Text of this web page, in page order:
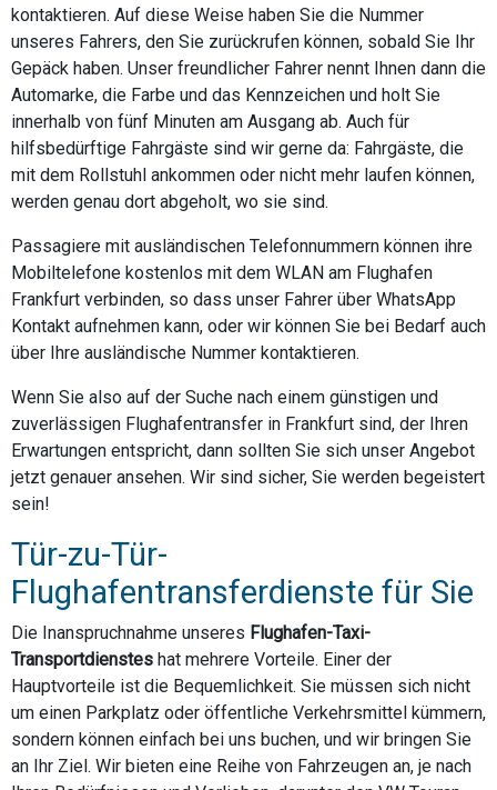
kontaktieren. Auf diese Weise haben Sie die Nummer
unseres Fahrers, den Sie zurückrufen können, sobald Sie Ihr
Gepäck haben. Unser freundlicher Fahrer nennt Ihnen dann die
Automarke, die Farbe und das Kennzeichen und holt Sie
innerhalb von fünf Minuten am Ausgang ab. Auch für
hilfsbedürftige Fahrgäste sind wir gerne da: Fahrgäste, die
mit dem Rollstuhl ankommen oder nicht mehr laufen können,
werden genau dort abgeholt, wo sie sind.
Passagiere mit ausländischen Telefonnummern können ihre
Mobiltelefone kostenlos mit dem WLAN am Flughafen
Frankfurt verbinden, so dass unser Fahrer über WhatsApp
Kontakt aufnehmen kann, oder wir können Sie bei Bedarf auch
über Ihre ausländische Nummer kontaktieren.
Wenn Sie also auf der Suche nach einem günstigen und
zuverlässigen Flughafentransfer in Frankfurt sind, der Ihren
Erwartungen entspricht, dann sollten Sie sich unser Angebot
jetzt genauer ansehen. Wir sind sicher, Sie werden begeistert
sein!
Tür-zu-Tür-
Flughafentransferdienste für Sie
Die Inanspruchnahme unseres Flughafen-Taxi-
Transportdienstes hat mehrere Vorteile. Einer der
Hauptvorteile ist die Bequemlichkeit. Sie müssen sich nicht
um einen Parkplatz oder öffentliche Verkehrsmittel kümmern,
sondern können einfach bei uns buchen, und wir bringen Sie
an Ihr Ziel. Wir bieten eine Reihe von Fahrzeugen an, je nach